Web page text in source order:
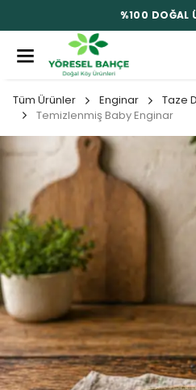
%100 DOĞAL
Tüm Ürünler Enginar
Taze
Temizlenmiş Baby Enginar